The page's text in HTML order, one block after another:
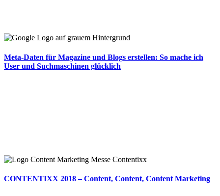
Meta-Daten für Magazine und Blogs erstellen: So mache ich
User und Suchmaschinen glücklich
CONTENTIXX 2018 – Content, Content, Content Marketing